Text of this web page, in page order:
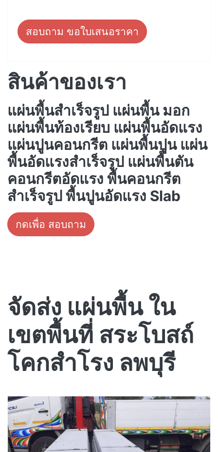
สอบถาม ขอใบเสนอราคา
สินค้าของเรา
แผ่นพื้นสำเร็จรูป แผ่นพื้น มอก
แผ่นพื้นท้องเรียบ แผ่นพื้นอัดแรง
แผ่นปูนคอนกรีต แผ่นพื้นปูน แผ่น
พื้นอัดแรงสำเร็จรูป แผ่นพื้นตัน
คอนกรีตอัดแรง พื้นคอนกรีต
สำเร็จรูป พื้นปูนอัดแรง Slab
กดเพื่อ สอบถาม
จัดส่ง แผ่นพื้น ใน
เขตพื้นที่ สระโบสถ์
โคกสำโรง ลพบุรี